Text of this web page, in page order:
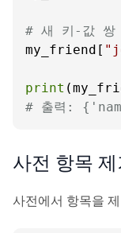
# 새 키-값 쌍
my_friend[
print
# 출력:
사전 항목 제
사전에서 항목을